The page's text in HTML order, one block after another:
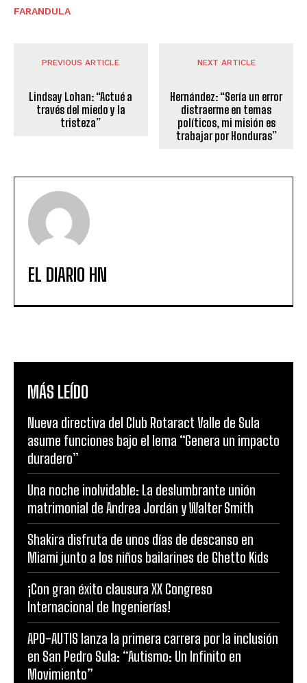
FARANDULA
PREVIOUS ARTICLE
Lindsay Lohan: “Actué a
través del miedo y la
tristeza”
NEXT ARTICLE
Hernández: “Sería un error
distraerme en temas
políticos, mi misión es
trabajar por Honduras”
EL DIARIO HN
MÁS LEÍDO
Nueva directiva del Club Rotaract Valle de Sula
asume funciones bajo el lema “Genera un impacto
duradero”
Una noche inolvidable: La deslumbrante unión
matrimonial de Andrea Jordán y Walter Smith
Shakira disfruta de unos días de descanso en
Miami junto a los niños bailarines de Ghetto Kids
¡Con gran éxito clausura XX Congreso
Internacional de Ingenierías!
APO-AUTIS lanza la primera carrera por la inclusión
en San Pedro Sula: “Autismo: Un Infinito en
Movimiento”